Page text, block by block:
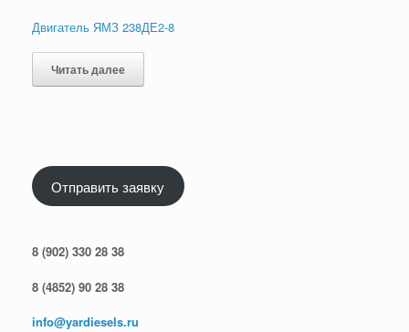
Двигатель ЯМЗ 238ДЕ2-8
Читать далее
Отправить заявку
8 (902) 330 28 38
8 (4852) 90 28 38
info@yardiesels.ru